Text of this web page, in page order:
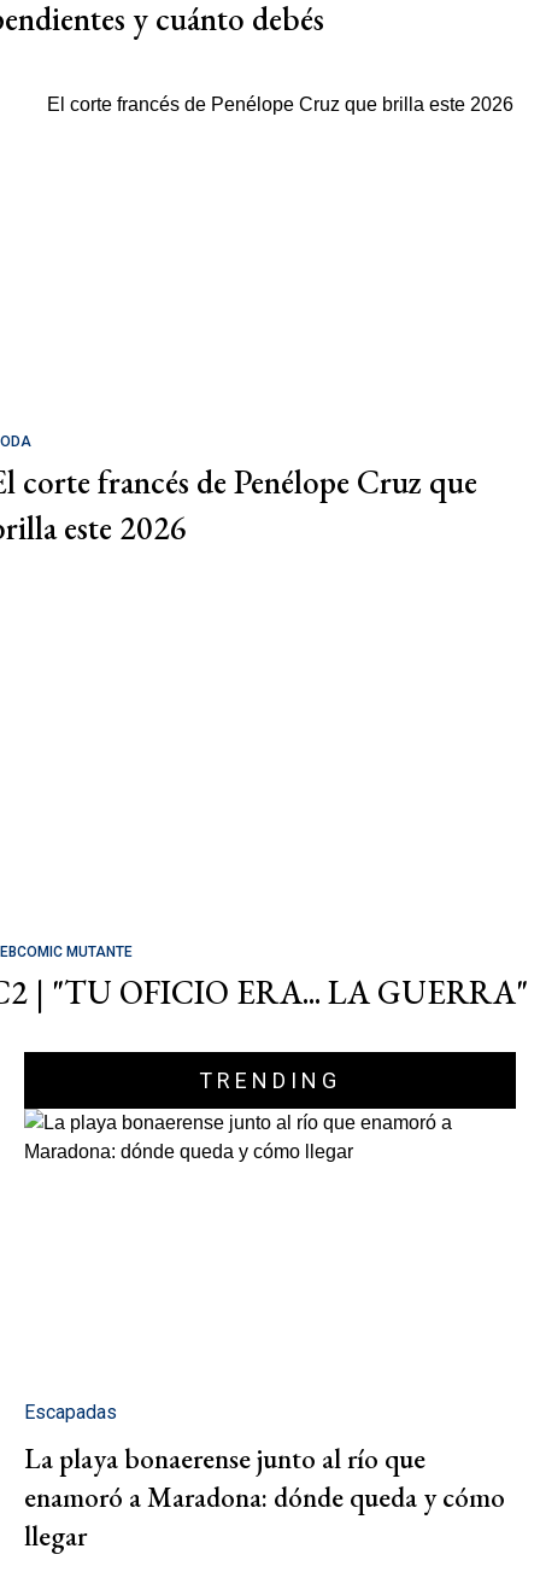
y cuánto debés
corte francés de Penélope Cruz que
este 2026
MUTANTE
| "TU OFICIO ERA... LA GUERRA"
TRENDING
Escapadas
La playa bonaerense junto al río que
enamoró a Maradona: dónde queda y cómo
llegar